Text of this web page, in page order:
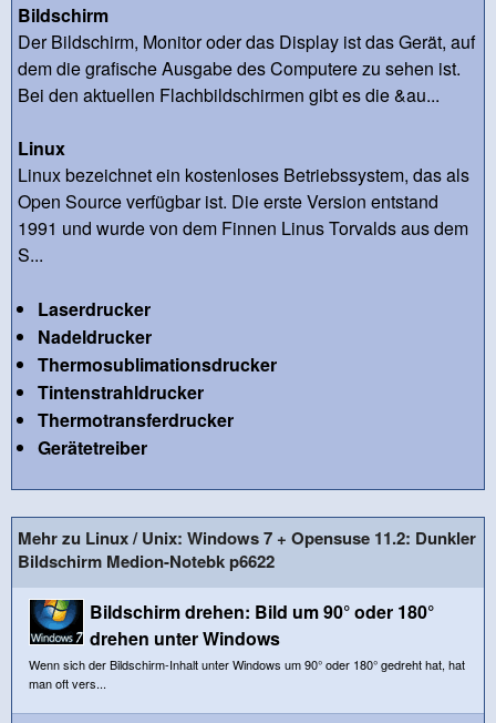
Bildschirm
Der Bildschirm, Monitor oder das Display ist das Gerät, auf
dem die grafische Ausgabe des Computere zu sehen ist.
Bei den aktuellen Flachbildschirmen gibt es die &au...
Linux
Linux bezeichnet ein kostenloses Betriebssystem, das als
Open Source verfügbar ist. Die erste Version entstand
1991 und wurde von dem Finnen Linus Torvalds aus dem
S...
Laserdrucker
Nadeldrucker
Thermosublimationsdrucker
Tintenstrahldrucker
Thermotransferdrucker
Gerätetreiber
Mehr zu Linux / Unix: Windows 7 + Opensuse 11.2: Dunkler
Bildschirm Medion-Notebk p6622
Bildschirm drehen: Bild um 90° oder 180°
drehen unter Windows
Wenn sich der Bildschirm-Inhalt unter Windows um 90° oder 180° gedreht hat, hat
man oft vers...